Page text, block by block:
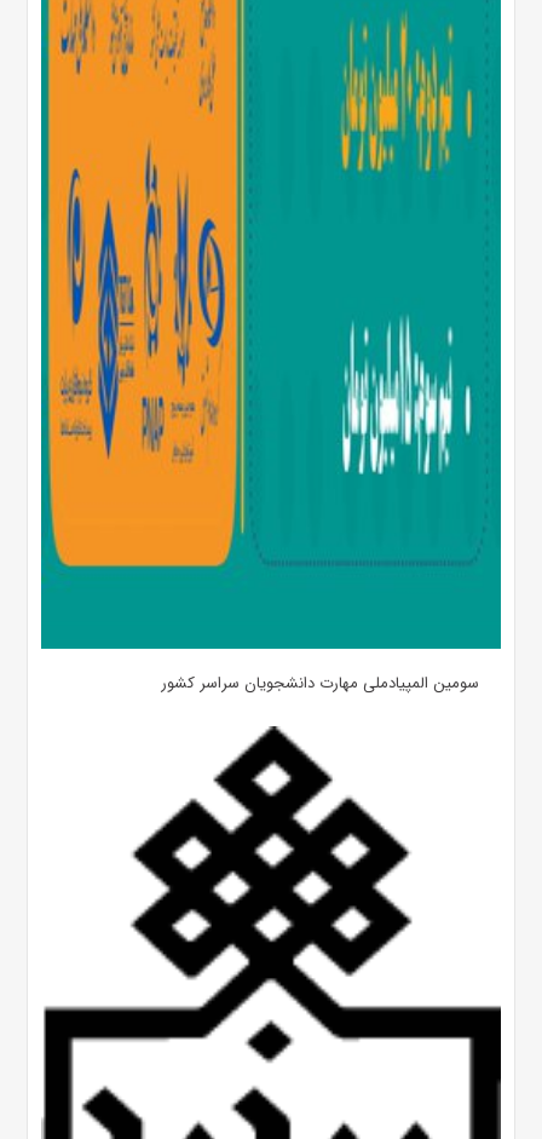
سومین المپیادملی مهارت دانشجویان سراسر کشور